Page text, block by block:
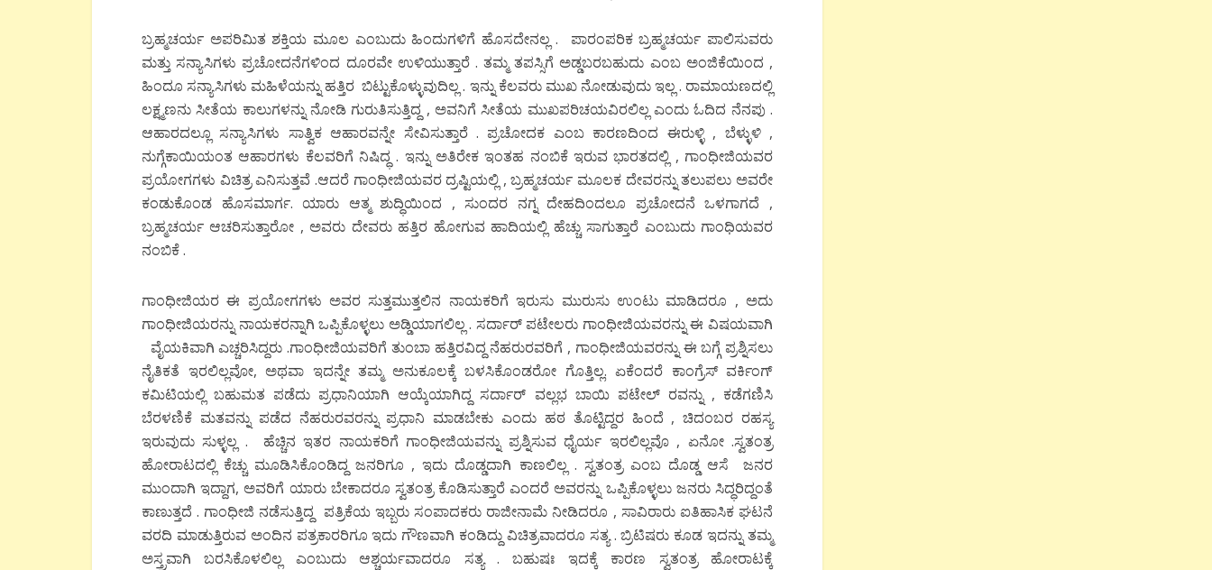
ಬ್ರಹ್ಮಚರ್ಯ ಅಪರಿಮಿತ ಶಕ್ತಿಯ ಮೂಲ ಎಂಬುದು ಹಿಂದುಗಳಿಗೆ ಹೊಸದೇನಲ್ಲ . ಪಾರಂಪರಿಕ ಬ್ರಹ್ಮಚರ್ಯ ಪಾಲಿಸುವರು
ಮತ್ತು ಸನ್ಯಾಸಿಗಳು ಪ್ರಚೋದನೆಗಳಿಂದ ದೂರವೇ ಉಳಿಯುತ್ತಾರೆ . ತಮ್ಮ ತಪಸ್ಸಿಗೆ ಅಡ್ಡಬರಬಹುದು ಎಂಬ ಅಂಜಿಕೆಯಿಂದ ,
ಹಿಂದೂ ಸನ್ಯಾಸಿಗಳು ಮಹಿಳೆಯನ್ನು ಹತ್ತಿರ ಬಿಟ್ಟುಕೊಳ್ಳುವುದಿಲ್ಲ . ಇನ್ನು ಕೆಲವರು ಮುಖ ನೋಡುವುದು ಇಲ್ಲ . ರಾಮಾಯಣದಲ್ಲಿ
ಲಕ್ಷ್ಮಣನು ಸೀತೆಯ ಕಾಲುಗಳನ್ನು ನೋಡಿ ಗುರುತಿಸುತ್ತಿದ್ದ , ಅವನಿಗೆ ಸೀತೆಯ ಮುಖಪರಿಚಯವಿರಲಿಲ್ಲ ಎಂದು ಓದಿದ ನೆನಪು .
ಆಹಾರದಲ್ಲೂ ಸನ್ಯಾಸಿಗಳು ಸಾತ್ವಿಕ ಆಹಾರವನ್ನೇ ಸೇವಿಸುತ್ತಾರೆ . ಪ್ರಚೋದಕ ಎಂಬ ಕಾರಣದಿಂದ ಈರುಳ್ಳಿ , ಬೆಳ್ಳುಳಿ ,
ನುಗ್ಗೆಕಾಯಿಯಂತ ಆಹಾರಗಳು ಕೆಲವರಿಗೆ ನಿಷಿದ್ಧ . ಇನ್ನು ಅತಿರೇಕ ಇಂತಹ ನಂಬಿಕೆ ಇರುವ ಭಾರತದಲ್ಲಿ , ಗಾಂಧೀಜಿಯವರ
ಪ್ರಯೋಗಗಳು ವಿಚಿತ್ರ ಎನಿಸುತ್ತವೆ .ಆದರೆ ಗಾಂಧೀಜಿಯವರ ದ್ರಷ್ಟಿಯಲ್ಲಿ , ಬ್ರಹ್ಮಚರ್ಯ ಮೂಲಕ ದೇವರನ್ನು ತಲುಪಲು ಅವರೇ
ಕಂಡುಕೊಂಡ ಹೊಸಮಾರ್ಗ. ಯಾರು ಆತ್ಮ ಶುದ್ಧಿಯಿಂದ , ಸುಂದರ ನಗ್ನ ದೇಹದಿಂದಲೂ ಪ್ರಚೋದನೆ ಒಳಗಾಗದೆ ,
ಬ್ರಹ್ಮಚರ್ಯ ಆಚರಿಸುತ್ತಾರೋ , ಅವರು ದೇವರು ಹತ್ತಿರ ಹೋಗುವ ಹಾದಿಯಲ್ಲಿ ಹೆಚ್ಚು ಸಾಗುತ್ತಾರೆ ಎಂಬುದು ಗಾಂಧಿಯವರ
ನಂಬಿಕೆ .
ಗಾಂಧೀಜಿಯರ ಈ ಪ್ರಯೋಗಗಳು ಅವರ ಸುತ್ತಮುತ್ತಲಿನ ನಾಯಕರಿಗೆ ಇರುಸು ಮುರುಸು ಉಂಟು ಮಾಡಿದರೂ , ಅದು
ಗಾಂಧೀಜಿಯರನ್ನು ನಾಯಕರನ್ನಾಗಿ ಒಪ್ಪಿಕೊಳ್ಳಲು ಅಡ್ಡಿಯಾಗಲಿಲ್ಲ . ಸರ್ದಾರ್ ಪಟೇಲರು ಗಾಂಧೀಜಿಯವರನ್ನು ಈ ವಿಷಯವಾಗಿ
ವೈಯಕಿವಾಗಿ ಎಚ್ಚರಿಸಿದ್ದರು .ಗಾಂಧೀಜಿಯವರಿಗೆ ತುಂಬಾ ಹತ್ತಿರವಿದ್ದ ನೆಹರುರವರಿಗೆ , ಗಾಂಧೀಜಿಯವರನ್ನು ಈ ಬಗ್ಗೆ ಪ್ರಶ್ನಿಸಲು
ನೈತಿಕತೆ ಇರಲಿಲ್ಲವೋ, ಅಥವಾ ಇದನ್ನೇ ತಮ್ಮ ಅನುಕೂಲಕ್ಕೆ ಬಳಸಿಕೊಂಡರೋ ಗೊತ್ತಿಲ್ಲ. ಏಕೆಂದರೆ ಕಾಂಗ್ರೆಸ್ ವರ್ಕಿಂಗ್
ಕಮಿಟಿಯಲ್ಲಿ ಬಹುಮತ ಪಡೆದು ಪ್ರಧಾನಿಯಾಗಿ ಆಯ್ಕೆಯಾಗಿದ್ದ ಸರ್ದಾರ್ ವಲ್ಲಭ ಬಾಯಿ ಪಟೇಲ್ ರವನ್ನು , ಕಡೆಗಣಿಸಿ
ಬೆರಳಣಿಕೆ ಮತವನ್ನು ಪಡೆದ ನೆಹರುರವರನ್ನು ಪ್ರಧಾನಿ ಮಾಡಬೇಕು ಎಂದು ಹಠ ತೊಟ್ಟಿದ್ದರ ಹಿಂದೆ , ಚಿದಂಬರ ರಹಸ್ಯ
ಇರುವುದು ಸುಳ್ಳಲ್ಲ . ಹೆಚ್ಚಿನ ಇತರ ನಾಯಕರಿಗೆ ಗಾಂಧೀಜಿಯವನ್ನು ಪ್ರಶ್ನಿಸುವ ಧೈರ್ಯ ಇರಲಿಲ್ಲವೊ , ಏನೋ .ಸ್ವತಂತ್ರ
ಹೋರಾಟದಲ್ಲಿ ಕೆಚ್ಚು ಮೂಡಿಸಿಕೊಂಡಿದ್ದ ಜನರಿಗೂ , ಇದು ದೊಡ್ಡದಾಗಿ ಕಾಣಲಿಲ್ಲ . ಸ್ವತಂತ್ರ ಎಂಬ ದೊಡ್ಡ ಆಸೆ ಜನರ
ಮುಂದಾಗಿ ಇದ್ದಾಗ, ಅವರಿಗೆ ಯಾರು ಬೇಕಾದರೂ ಸ್ವತಂತ್ರ ಕೊಡಿಸುತ್ತಾರೆ ಎಂದರೆ ಅವರನ್ನು ಒಪ್ಪಿಕೊಳ್ಳಲು ಜನರು ಸಿದ್ಧರಿದ್ದಂತೆ
ಕಾಣುತ್ತದೆ . ಗಾಂಧೀಜಿ ನಡೆಸುತ್ತಿದ್ದ ಪತ್ರಿಕೆಯ ಇಬ್ಬರು ಸಂಪಾದಕರು ರಾಜೀನಾಮೆ ನೀಡಿದರೂ , ಸಾವಿರಾರು ಐತಿಹಾಸಿಕ ಘಟನೆ
ವರದಿ ಮಾಡುತ್ತಿರುವ ಅಂದಿನ ಪತ್ರಕಾರರಿಗೂ ಇದು ಗೌಣವಾಗಿ ಕಂಡಿದ್ದು ವಿಚಿತ್ರವಾದರೂ ಸತ್ಯ . ಬ್ರಿಟಿಷರು ಕೂಡ ಇದನ್ನು ತಮ್ಮ
ಅಸ್ತ್ರವಾಗಿ ಬರಸಿಕೊಳಲಿಲ್ಲ ಎಂಬುದು ಆಶ್ಚರ್ಯವಾದರೂ ಸತ್ಯ . ಬಹುಷಃ ಇದಕ್ಕೆ ಕಾರಣ ಸ್ವತಂತ್ರ ಹೋರಾಟಕ್ಕೆ